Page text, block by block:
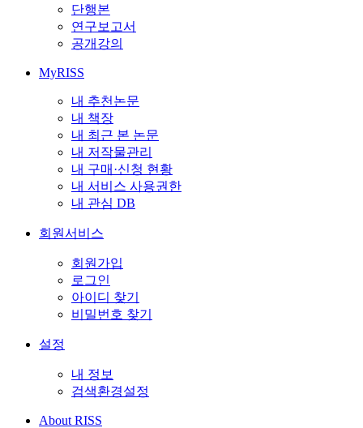
단행본
연구보고서
공개강의
MyRISS
내 추천논문
내 책장
내 최근 본 논문
내 저작물관리
내 구매·신청 현황
내 서비스 사용권한
내 관심 DB
회원서비스
회원가입
로그인
아이디 찾기
비밀번호 찾기
설정
내 정보
검색환경설정
About RISS